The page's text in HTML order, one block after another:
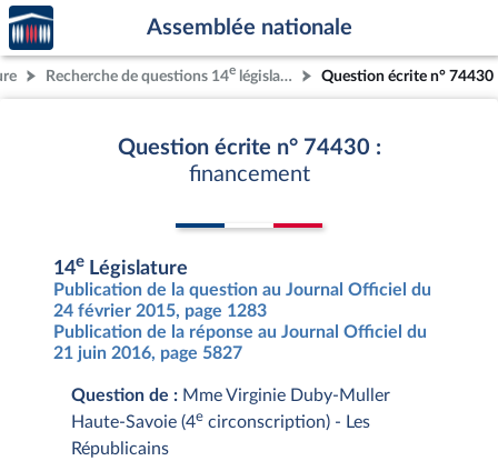
Aller au contenu
Aller en bas de la page
Accèder
à la
page
d'accueil
Assemblée nationale
Recherche de questions 14e législature Question écrite n° 74430
Question écrite n° 74430 :
financement
14e Législature
Publication de la question au Journal Officiel du
24 février 2015, page 1283
Publication de la réponse au Journal Officiel du
21 juin 2016, page 5827
Question de : Mme Virginie Duby-Muller
Haute-Savoie (4e circonscription) - Les
Républicains